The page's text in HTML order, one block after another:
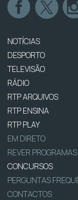
NOTÍCIAS
DESPORTO
TELEVISÃO
RÁDIO
RTP ARQUIVOS
RTP ENSINA
RTP PLAY
EM DIRETO
REVER PROGRAMAS
CONCURSOS
PERGUNTAS
CONTACTOS